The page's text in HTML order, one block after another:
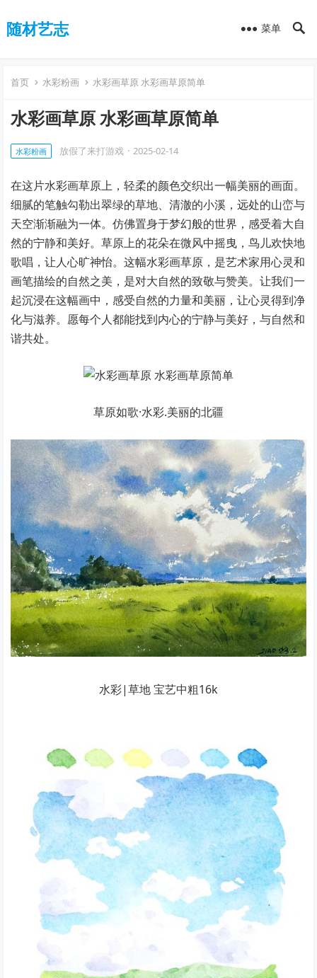
随材艺志 菜单
首页 水彩粉画 水彩画草原 水彩画草原简单
水彩画草原 水彩画草原简单
水彩粉画 放假了来打游戏 · 2025-02-14
在这片水彩画草原上，轻柔的颜色交织出一幅美丽的画面。
细腻的笔触勾勒出翠绿的草地、清澈的小溪，远处的山峦与
天空渐渐融为一体。仿佛置身于梦幻般的世界，感受着大自
然的宁静和美好。草原上的花朵在微风中摇曳，鸟儿欢快地
歌唱，让人心旷神怡。这幅水彩画草原，是艺术家用心灵和
画笔描绘的自然之美，是对大自然的致敬与赞美。让我们一
起沉浸在这幅画中，感受自然的力量和美丽，让心灵得到净
化与滋养。愿每个人都能找到内心的宁静与美好，与自然和
谐共处。
草原如歌·水彩.美丽的北疆
水彩|草地 宝艺中粗16k